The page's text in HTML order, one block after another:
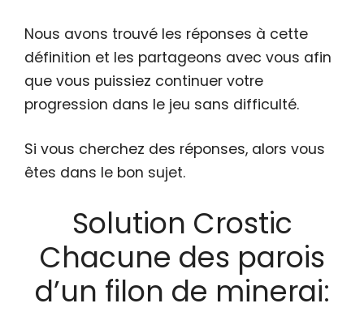
Nous avons trouvé les réponses à cette
définition et les partageons avec vous afin
que vous puissiez continuer votre
progression dans le jeu sans difficulté.
Si vous cherchez des réponses, alors vous
êtes dans le bon sujet.
Solution Crostic
Chacune des parois
d’un filon de minerai: